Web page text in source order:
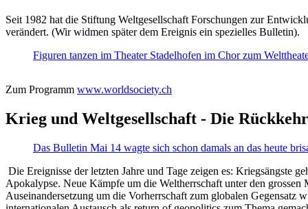
Seit 1982 hat die Stiftung Weltgesellschaft Forschungen zur
verändert. (Wir widmen später dem Ereignis ein spezielles Bulletin).
Figuren tanzen im Theater Stadelhofen im Chor zum
Zum Programm www.worldsociety.ch
Krieg und Weltgesellschaft - Die
Das Bulletin Mai 14 wagte sich schon damals an das heute
Die Ereignisse der letzten Jahre und Tage zeigen es: Kriegsängste
Apokalypse. Neue Kämpfe um die Weltherrschaft unter den
Auseinandersetzung um die Vorherrschaft zum globalen